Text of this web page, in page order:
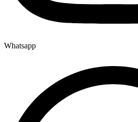
Whatsapp